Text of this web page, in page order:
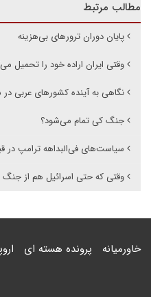
مطالب مرتبط
پایان دوران ترورهای بی‌هزینه
وقتی ایران اراده خود را تحمیل
نگاهی به آینده کشورهای عربی
جنگ کی تمام می‌شود؟
سیاست‌های فی‌البداهه ترامپ در
وقتی که حتی اسرائیل هم از جنگ
خاورمیانه پرونده هسته ای